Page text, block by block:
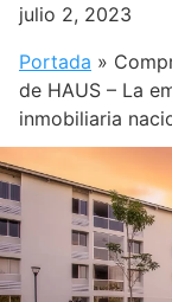
julio 2, 2023
Portada »
de HAUS – La
inmobiliaria